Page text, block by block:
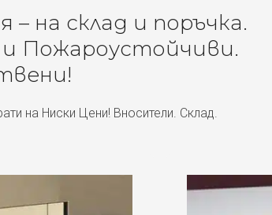
на склад и поръчка.
Пожароустойчиви.
на Ниски Цени! Вносители. Склад.